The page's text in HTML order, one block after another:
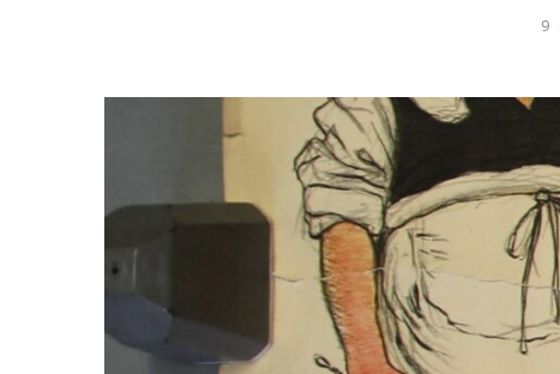
9